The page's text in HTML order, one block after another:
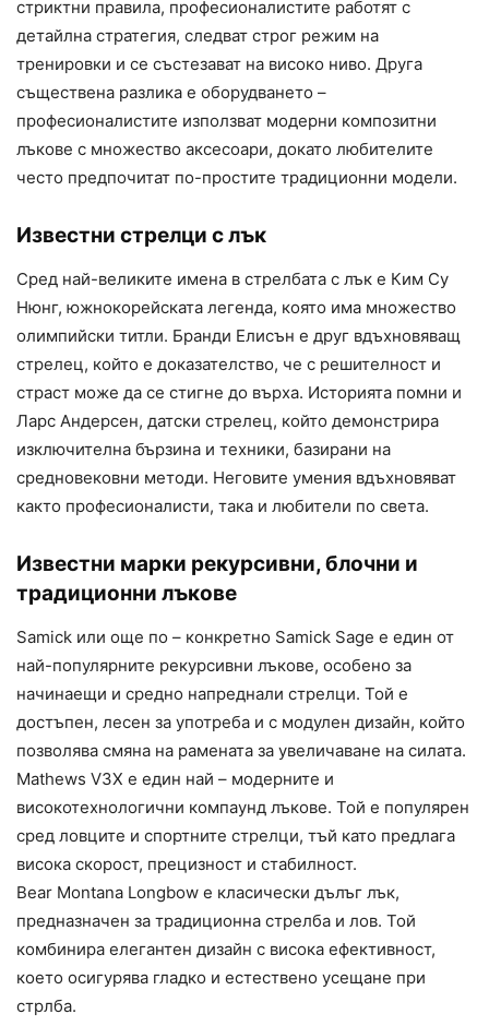
стриктни правила, професионалистите работят с
детайлна стратегия, следват строг режим на
тренировки и се състезават на високо ниво. Друга
съществена разлика е оборудването –
професионалистите използват модерни композитни
лъкове с множество аксесоари, докато любителите
често предпочитат по-простите традиционни модели.
Известни стрелци с лък
Сред най-великите имена в стрелбата с лък е Ким Су
Нюнг, южнокорейската легенда, която има множество
олимпийски титли. Бранди Елисън е друг вдъхновяващ
стрелец, който е доказателство, че с решителност и
страст може да се стигне до върха. Историята помни и
Ларс Андерсен, датски стрелец, който демонстрира
изключителна бързина и техники, базирани на
средновековни методи. Неговите умения вдъхновяват
както професионалисти, така и любители по света.
Известни марки рекурсивни, блочни и
традиционни лъкове
Samick или още по – конкретно Samick Sage е един от
най-популярните рекурсивни лъкове, особено за
начинаещи и средно напреднали стрелци. Той е
достъпен, лесен за употреба и с модулен дизайн, който
позволява смяна на рамената за увеличаване на силата.
Mathews V3X е един най – модерните и
високотехнологични компаунд лъкове. Той е популярен
сред ловците и спортните стрелци, тъй като предлага
висока скорост, прецизност и стабилност.
Bear Montana Longbow е класически дълъг лък,
предназначен за традиционна стрелба и лов. Той
комбинира елегантен дизайн с висока ефективност,
което осигурява гладко и естествено усещане при
стрлба.